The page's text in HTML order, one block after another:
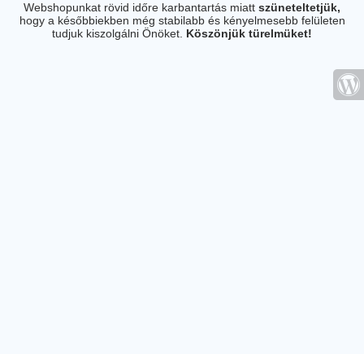
Webshopunkat rövid időre karbantartás miatt szüneteltetjük,
hogy a későbbiekben még stabilabb és kényelmesebb felületen
tudjuk kiszolgálni Önöket. Köszönjük türelmüket!